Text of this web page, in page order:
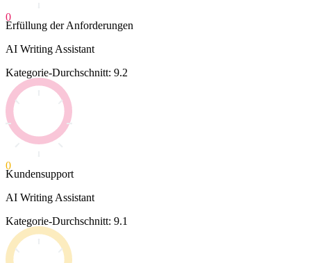
0
Erfüllung der Anforderungen
AI Writing Assistant
Kategorie-Durchschnitt: 9.2
0
Kundensupport
AI Writing Assistant
Kategorie-Durchschnitt: 9.1